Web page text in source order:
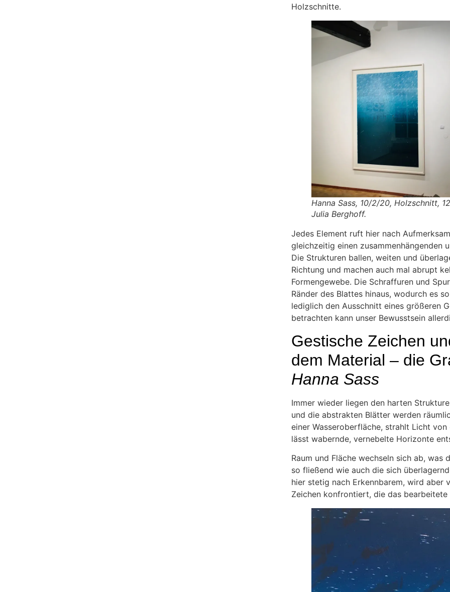
Holzschnitte.
Hanna Sass, 10/2/20, Holzschnitt,
Julia Berghoff.
Jedes Element ruft hier nach
gleichzeitig einen zusammenhängenden
Die Strukturen ballen, weiten und
Richtung und machen auch mal abrupt
Formengewebe. Die Schraffuren und
Ränder des Blattes hinaus, wodurch es
lediglich den Ausschnitt eines größeren
betrachten kann unser Bewusstsein
Gestische Zeichen
dem Material – die
Hanna Sass
Immer wieder liegen den harten
und die abstrakten Blätter werden
einer Wasseroberfläche, strahlt Licht
lässt wabernde, vernebelte Horizonte
Raum und Fläche wechseln sich ab,
so fließend wie auch die sich
hier stetig nach Erkennbarem, wird aber
Zeichen konfrontiert, die das bearbeitete